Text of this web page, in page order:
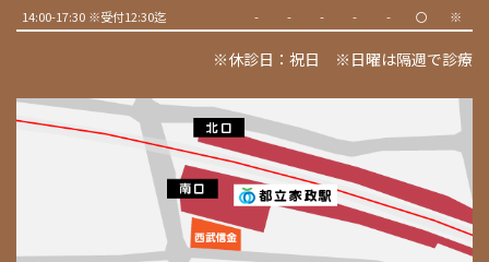
14:00-17:30 ※受付12:30迄
- - - - - 〇 ※
※休診日：祝日 ※日曜は隔週で診療